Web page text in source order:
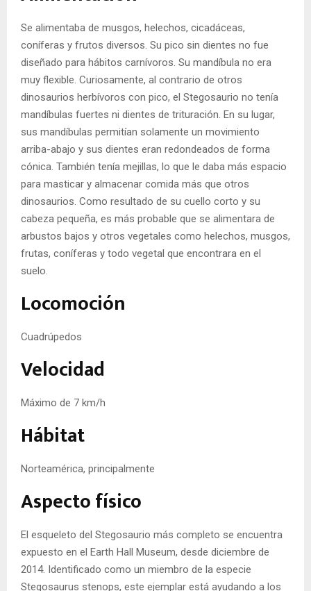
Se alimentaba de musgos, helechos, cicadáceas,
coníferas y frutos diversos. Su pico sin dientes no fue
diseñado para hábitos carnívoros. Su mandíbula no era
muy flexible. Curiosamente, al contrario de otros
dinosaurios herbívoros con pico, el Stegosaurio no tenía
mandíbulas fuertes ni dientes de trituración. En su lugar,
sus mandíbulas permitían solamente un movimiento
arriba-abajo y sus dientes eran redondeados de forma
cónica. También tenía mejillas, lo que le daba más espacio
para masticar y almacenar comida más que otros
dinosaurios. Como resultado de su cuello corto y su
cabeza pequeña, es más probable que se alimentara de
arbustos bajos y otros vegetales como helechos, musgos,
frutas, coníferas y todo vegetal que encontrara en el
suelo.
Locomoción
Cuadrúpedos
Velocidad
Máximo de 7 km/h
Hábitat
Norteamérica, principalmente
Aspecto físico
El esqueleto del Stegosaurio más completo se encuentra
expuesto en el Earth Hall Museum, desde diciembre de
2014. Identificado como un miembro de la especie
Stegosaurus stenops, este ejemplar está ayudando a los